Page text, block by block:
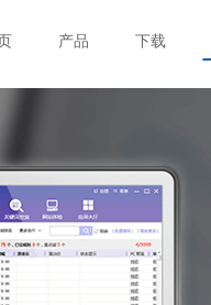
产品 下载